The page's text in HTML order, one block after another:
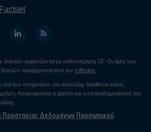
Factset
εμφανίζονται με καθυστέρηση 15’. Οι τιμές των
προέρχονται από την InBroker
των υπηρεσιών του euro2day διατίθεται στους
Απαγορεύεται η χρήση και η επαναδημοσίευσή του
Προστασίας Δεδομένων Προσωπικού